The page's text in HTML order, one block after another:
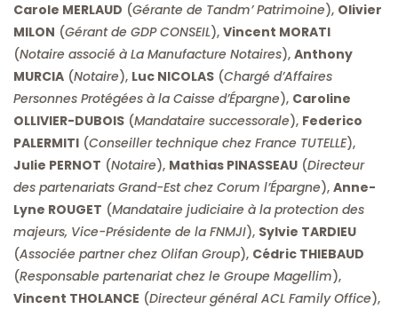
Carole MERLAUD (Gérante de Tandm’ Patrimoine), Olivier
MILON (Gérant de GDP CONSEIL), Vincent MORATI
(Notaire associé à La Manufacture Notaires), Anthony
MURCIA (Notaire), Luc NICOLAS (Chargé d’Affaires
Personnes Protégées à la Caisse d’Épargne), Caroline
OLLIVIER-DUBOIS (Mandataire successorale), Federico
PALERMITI (Conseiller technique chez France TUTELLE),
Julie PERNOT (Notaire), Mathias PINASSEAU (Directeur
des partenariats Grand-Est chez Corum l’Épargne), Anne-
Lyne ROUGET (Mandataire judiciaire à la protection des
majeurs, Vice-Présidente de la FNMJI), Sylvie TARDIEU
(Associée partner chez Olifan Group), Cédric THIEBAUD
(Responsable partenariat chez le Groupe Magellim),
Vincent THOLANCE (Directeur général ACL Family Office),